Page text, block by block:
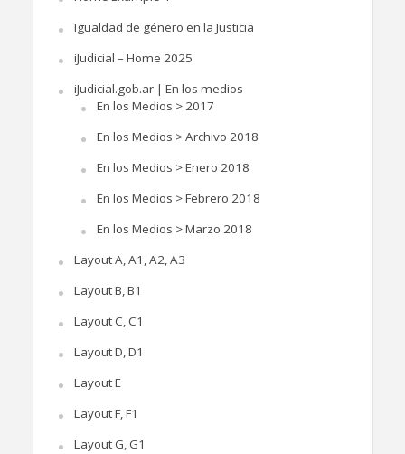
Igualdad de género en la Justicia
iJudicial – Home 2025
iJudicial.gob.ar | En los medios
En los Medios > 2017
En los Medios > Archivo 2018
En los Medios > Enero 2018
En los Medios > Febrero 2018
En los Medios > Marzo 2018
Layout A, A1, A2, A3
Layout B, B1
Layout C, C1
Layout D, D1
Layout E
Layout F, F1
Layout G, G1